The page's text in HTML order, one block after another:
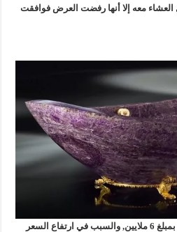
تناول العشاء معه إلا أنها رفضت العرض فوافقت
واشترى ثري آخر حوض استحمام بمبلغ 6 ملايين, والسبب في ارتفاع السعر